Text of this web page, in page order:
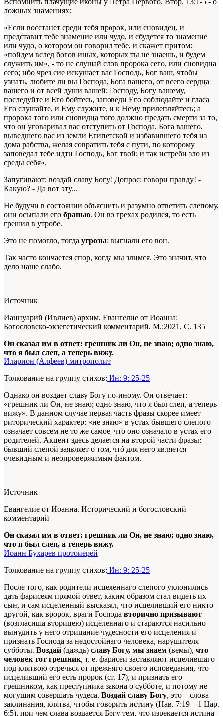
Вспомнить плачущие иконы у Петра Первого. Втор. 13:1-5 - о
ложных знамениях:
«Если восстанет среди тебя пророк, или сновидец, и
представит тебе знамение или чудо, и сбудется то знамение
или чудо, о котором он говорил тебе, и скажет притом:
«пойдем вслед богов иных, которых ты не знаешь, и будем
служить им», - то не слушай слов пророка сего, или сновидца
сего; ибо чрез сие искушает вас Господь, Бог ваш, чтобы
узнать, любите ли вы Господа, Бога вашего, от всего сердца
вашего и от всей души вашей; Господу, Богу вашему,
последуйте и Его бойтесь, заповеди Его соблюдайте и гласа
Его слушайте, и Ему служите, и к Нему прилепляйтесь; а
пророка того или сновидца того должно предать смерти за то,
что он уговаривал вас отступить от Господа, Бога вашего,
выведшего вас из земли Египетской и избавившего тебя из
дома рабства, желая совратить тебя с пути, по которому
заповедал тебе идти Господь, Бог твой; и так истреби зло из
среды себя».
Запугивают: воздай славу Богу! Допрос: говори правду! -
Какую? - Да вот эту...
Не будучи в состоянии объяснить и разумно ответить слепому,
они осыпали его бранью. Он во грехах родился, то есть
грешил в утробе.
Это не помогло, тогда угрозы: выгнали его вон.
Так часто кончается спор, когда мы злимся. Это значит, что
дело наше слабо.
Источник
Ианнуарий (Ивлиев) архим. Евангелие от Иоанна:
Богословско-экзегетический комментарий. М.:2021. С. 135
Он сказал им в ответ: грешник ли Он, не знаю; одно знаю,
что я был слеп, а теперь вижу.
Иларион (Алфеев) митрополит
Толкование на группу стихов: Ин: 9: 25-25
Однако он воздает славу Богу по-иному. Он отвечает:
«грешник ли Он, не знаю; одно знаю, что я был слеп, а теперь
вижу». В данном случае первая часть фразы скорее имеет
риторический характер: «не знаю» в устах бывшего слепого
означает совсем не то же самое, что оно означало в устах его
родителей. Акцент здесь делается на второй части фразы:
бывший слепой заявляет о том, чтó для него является
очевидным и неопровержимым фактом.
Источник
Евангелие от Иоанна. Исторический и богословский
комментарий
Он сказал им в ответ: грешник ли Он, не знаю; одно знаю,
что я был слеп, а теперь вижу.
Иоанн Бухарев протоиерей
Толкование на группу стихов: Ин: 9: 25-25
После того, как родители исцеленнаго слепого уклонились
дать фарисеям прямой ответ, каким образом стал видеть их
сын, и сам исцеленный высказал, что исцеливший его никто
другой, как вророк, враги Господа вторично призывают
(возгласиша вторицею) исцеленнаго и стараются насильно
вынудить у него отрицание чудесности его исцеления и
признать Господа за недостойнаго человека, нарушителя
субботы. Воздай (даждь) славу Богу, мы знаем (вемы), что
человек тот грешник, т. е. фарисеи заставляют исцелившаго
под клятвою отречься от прежняго своего исповедания, что
исцеливший его есть пророк (ст. 17), и признать его
грешником, как преступника закона о субботе, и потому не
могущим совершать чудеса. Воздай славу Богу, это—слова
заклинания, клятва, чтобы говорить истину (Нав. 7:19—1 Цар.
6:5), при чем слава воздается Богу тем, что изрекается истина